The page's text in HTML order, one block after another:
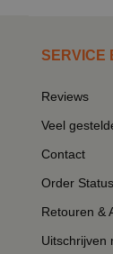
SERVICE
Reviews
Veel
Contact
Order Status
Retouren &
Uitschrijven